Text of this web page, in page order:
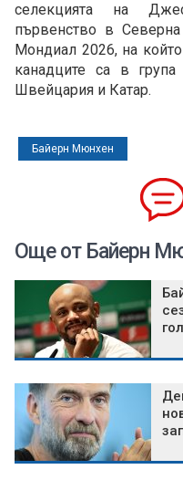
селекцията на
първенство в
Мондиал 2026, на
канадците са в
Швейцария и Катар.
Байерн Мюнхен
Още от Байерн